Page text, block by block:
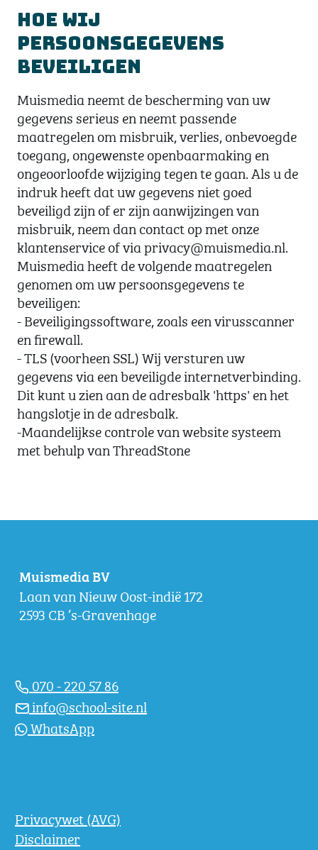
Hoe wij
persoonsgegevens
beveiligen
Muismedia neemt de bescherming van uw
gegevens serieus en neemt passende
maatregelen om misbruik, verlies, onbevoegde
toegang, ongewenste openbaarmaking en
ongeoorloofde wijziging tegen te gaan. Als u de
indruk heeft dat uw gegevens niet goed
beveiligd zijn of er zijn aanwijzingen van
misbruik, neem dan contact op met onze
klantenservice of via privacy@muismedia.nl.
Muismedia heeft de volgende maatregelen
genomen om uw persoonsgegevens te
beveiligen:
- Beveiligingssoftware, zoals een virusscanner
en firewall.
- TLS (voorheen SSL) Wij versturen uw
gegevens via een beveiligde internetverbinding.
Dit kunt u zien aan de adresbalk 'https' en het
hangslotje in de adresbalk.
-Maandelijkse controle van website systeem
met behulp van ThreadStone
Muismedia BV
Laan van Nieuw Oost-indië 172
2593 CB ‘s-Gravenhage
070 - 220 57 86
info@school-site.nl
WhatsApp
Privacywet (AVG)
Disclaimer